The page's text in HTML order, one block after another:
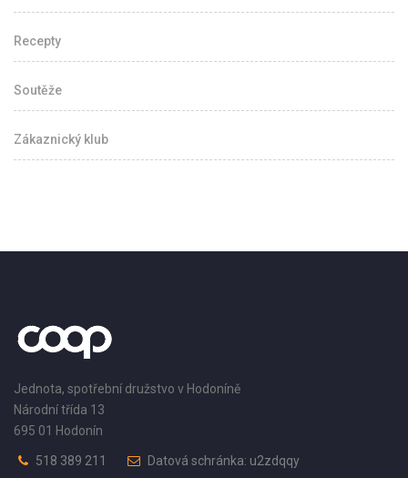
Recepty
Soutěže
Zákaznický klub
Jednota, spotřební družstvo v Hodoníně
Národní třída 13
695 01 Hodonín
518 389 211
Datová schránka: u2zdqqy